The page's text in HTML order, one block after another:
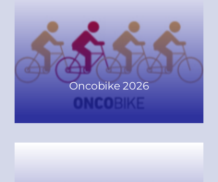
Oncobike 2026
READ MORE